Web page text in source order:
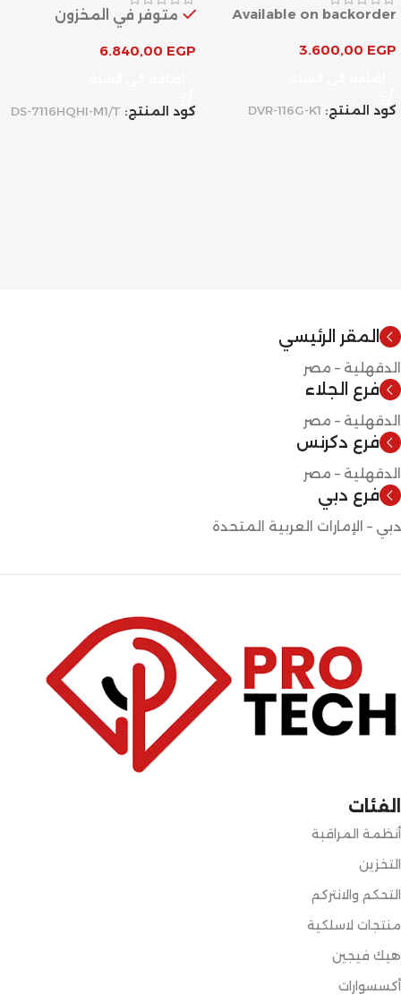
Available on backorder
3.600,00 EGP
كود المنتج: DVR-116G-K1
متوفر في المخزون
6.840,00 EGP
كود المنتج: DS-7116HQHI-M1/T
المقر الرئيسي
الدقهلية – مصر
فرع الجلاء
الدقهلية – مصر
فرع دكرنس
الدقهلية – مصر
فرع دبي
دبي – الإمارات العربية المتحدة
الفئات
أنظمة المراقبة
التخزين
التحكم والانتركم
منتجات لاسلكية
هيك فيجين
أكسسوارات